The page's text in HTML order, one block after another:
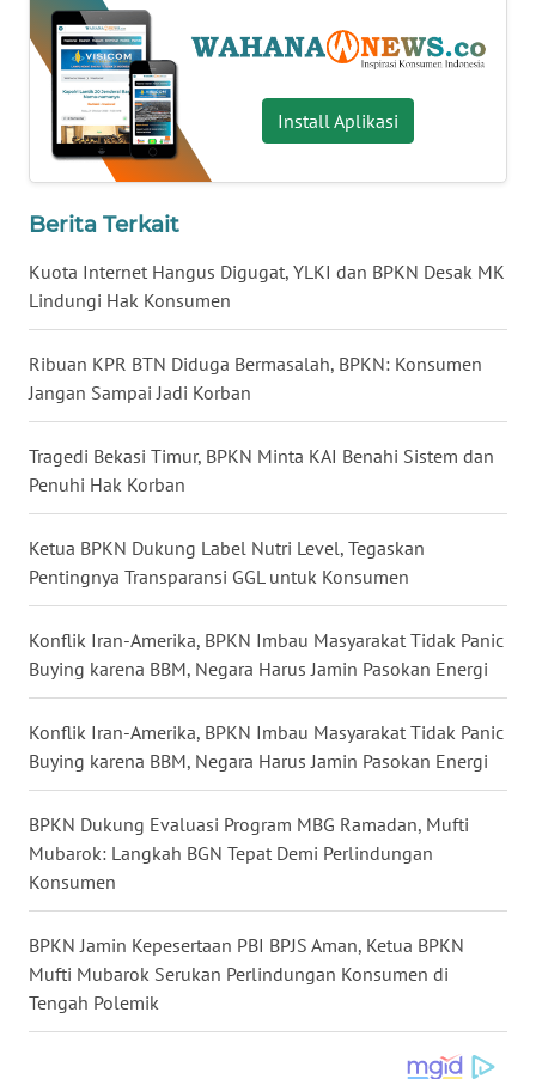
Install Aplikasi
Berita Terkait
Kuota Internet Hangus Digugat, YLKI dan BPKN Desak MK
Lindungi Hak Konsumen
Ribuan KPR BTN Diduga Bermasalah, BPKN: Konsumen
Jangan Sampai Jadi Korban
Tragedi Bekasi Timur, BPKN Minta KAI Benahi Sistem dan
Penuhi Hak Korban
Ketua BPKN Dukung Label Nutri Level, Tegaskan
Pentingnya Transparansi GGL untuk Konsumen
Konflik Iran-Amerika, BPKN Imbau Masyarakat Tidak Panic
Buying karena BBM, Negara Harus Jamin Pasokan Energi
Konflik Iran-Amerika, BPKN Imbau Masyarakat Tidak Panic
Buying karena BBM, Negara Harus Jamin Pasokan Energi
BPKN Dukung Evaluasi Program MBG Ramadan, Mufti
Mubarok: Langkah BGN Tepat Demi Perlindungan
Konsumen
BPKN Jamin Kepesertaan PBI BPJS Aman, Ketua BPKN
Mufti Mubarok Serukan Perlindungan Konsumen di
Tengah Polemik
WN
BABEL
WN
SUMBAR
WN
WN
BENGKULU
WN
LAMPUNG
WN
JATENG
WN
WN
JOGJA
WN
JATIM
WN
BALI
KALBAR
WN